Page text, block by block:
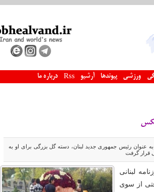
ورزشی پیوندها آرشیو Rss درباره ما
رئیس جمهوری جدید لبنان، دسته گل بزرگی برای او به
قرار گرفت
خبر24، روزنامه لبنانی
از سوی